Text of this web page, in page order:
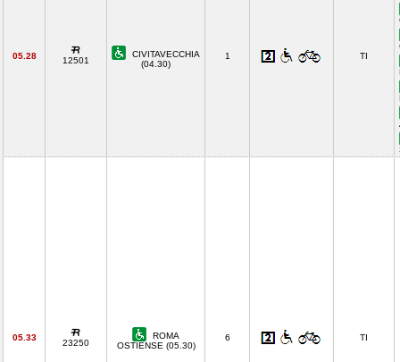
05.28 12501
CIVITAVECCHIA
(04.30)
1 TI
05.33
23250
ROMA
OSTIENSE (05.30)
6 TI